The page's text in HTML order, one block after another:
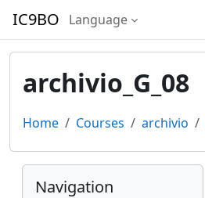
IC9BO Language
archivio_G_08
Home Courses archivio
Blocks
Skip Navigation
Navigation